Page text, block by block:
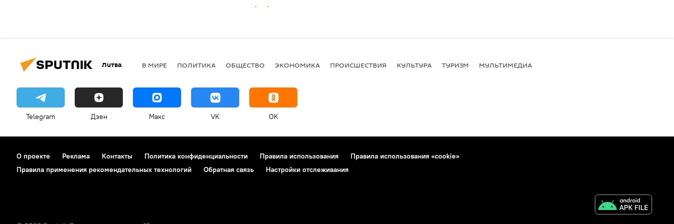
Литва В МИРЕ ПОЛИТИКА ОБЩЕСТВО ЭКОНОМИКА ПРОИСШЕСТВИЯ КУЛЬТУРА ТУРИЗМ МУЛЬТИМЕДИА
Telegram Дзен Макс VK OK
О проекте Реклама Контакты Политика конфиденциальности Правила использования
Правила использования «cookie»
Правила применения рекомендательных технологий
Обратная связь Настройки отслеживания